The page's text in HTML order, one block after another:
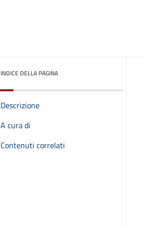
INDICE DELLA PAGINA
Descrizione
A cura di
Contenuti correlati